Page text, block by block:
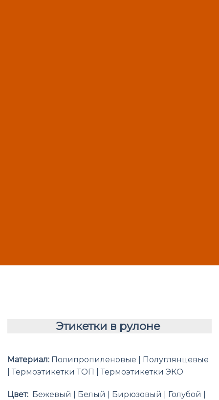
Этикетки в рулоне
Материал: Полипропиленовые | Полуглянцевые
| Термоэтикетки ТОП | Термоэтикетки ЭКО
Цвет: Бежевый | Белый | Бирюзовый | Голубой |